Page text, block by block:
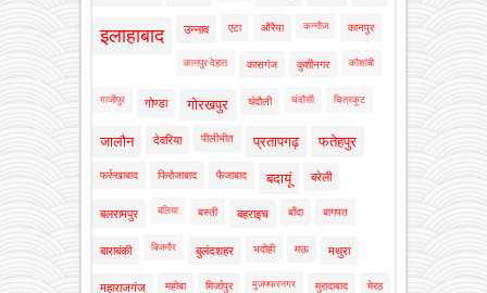
इलाहाबाद उन्नाव एटा औरैया कन्नौज कानपुर
कानपुर देहात कासगंज कुशीनगर कौशांबी
गाजीपुर गोण्डा गोरखपुर चंदौली चंदौसी चित्रकूट
जालौन देवरिया पीलीभीत प्रतापगढ़ फतेहपुर
फर्रुखाबाद फिरोजाबाद फैजाबाद बदायूं बरेली
बलरामपुर बलिया बस्ती बहराइच बाँदा बागपत
बाराबंकी बिजनौर बुलंदशहर भदोही मऊ मथुरा
महाराजगंज महोबा मिर्जापुर मुजफ्फरनगर मुरादाबाद मेरठ